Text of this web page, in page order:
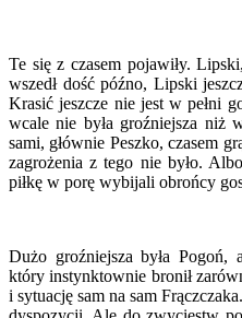
Te się z czasem pojawiły.
wszedł dość późno, Lipski
Krasić jeszcze nie jest w pełni
wcale nie była groźniejsza niż
sami, głównie Peszko, czasem
zagrożenia z tego nie było.
piłkę w porę wybijali obrońcy
Dużo groźniejsza była Pogoń,
który instynktownie bronił
i sytuację sam na sam